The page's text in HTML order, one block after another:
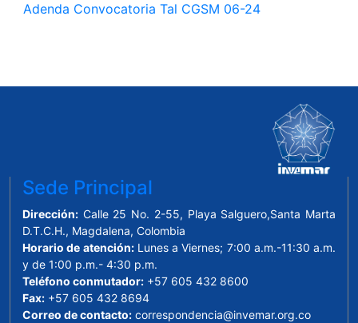
Adenda Convocatoria Tal CGSM 06-24
Sede Principal
Dirección: Calle 25 No. 2-55, Playa Salguero,Santa Marta
D.T.C.H., Magdalena, Colombia
Horario de atención:Lunes a Viernes; 7:00 a.m.-11:30 a.m.
y de 1:00 p.m.- 4:30 p.m.
Teléfono conmutador: +57 605 432 8600
Fax: +57 605 432 8694
Correo de contacto: correspondencia@invemar.org.co